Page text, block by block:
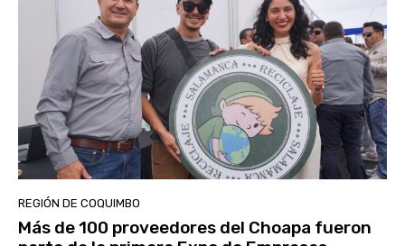
REGIÓN DE COQUIMBO
Más de 100 proveedores del Choapa fueron